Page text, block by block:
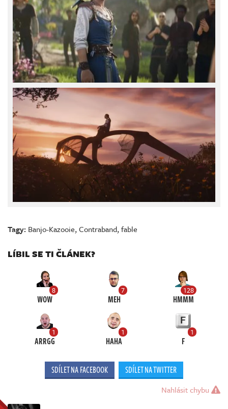
Tagy: Banjo-Kazooie,Contraband,fable
LÍBIL SE TI ČLÁNEK?
8
WOW
7
MEH
128
HMMM
1
ARRGG
1
HAHA
1
F
SDÍLET NA FACEBOOK SDÍLET NA TWITTER
Nahlásit chybu